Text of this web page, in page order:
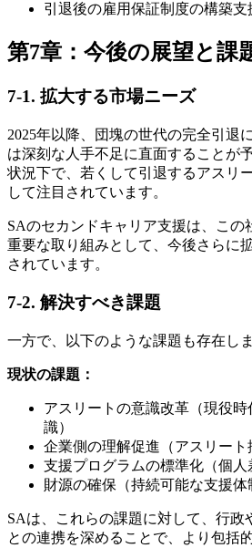
引退後の雇用保証制度の構築支
第7章：今後の展望と課
7-1. 拡大する市場ニーズ
2025年以降、団塊の世代の完全引退
は深刻な人手不足に直面することが
状況下で、若くして引退するアスリ
して注目されています。
SAのセカンドキャリア支援は、この
重要な取り組みとして、今後さらに
されています。
7-2. 解決すべき課題
一方で、以下のような課題も存在しま
現状の課題：
アスリートの意識改革（現役
識）
企業側の理解促進（アスリート
支援プログラムの標準化（個人
財源の確保（持続可能な支援体
SAは、これらの課題に対して、行政
との連携を深めることで、より包括